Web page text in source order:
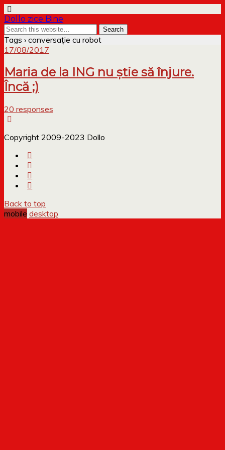
Dollo zice Bine
Tags › conversație cu robot
17/08/2017
Maria de la ING nu știe să înjure.
Încă ;)
20 responses
Copyright 2009-2023 Dollo
Back to top
mobile desktop